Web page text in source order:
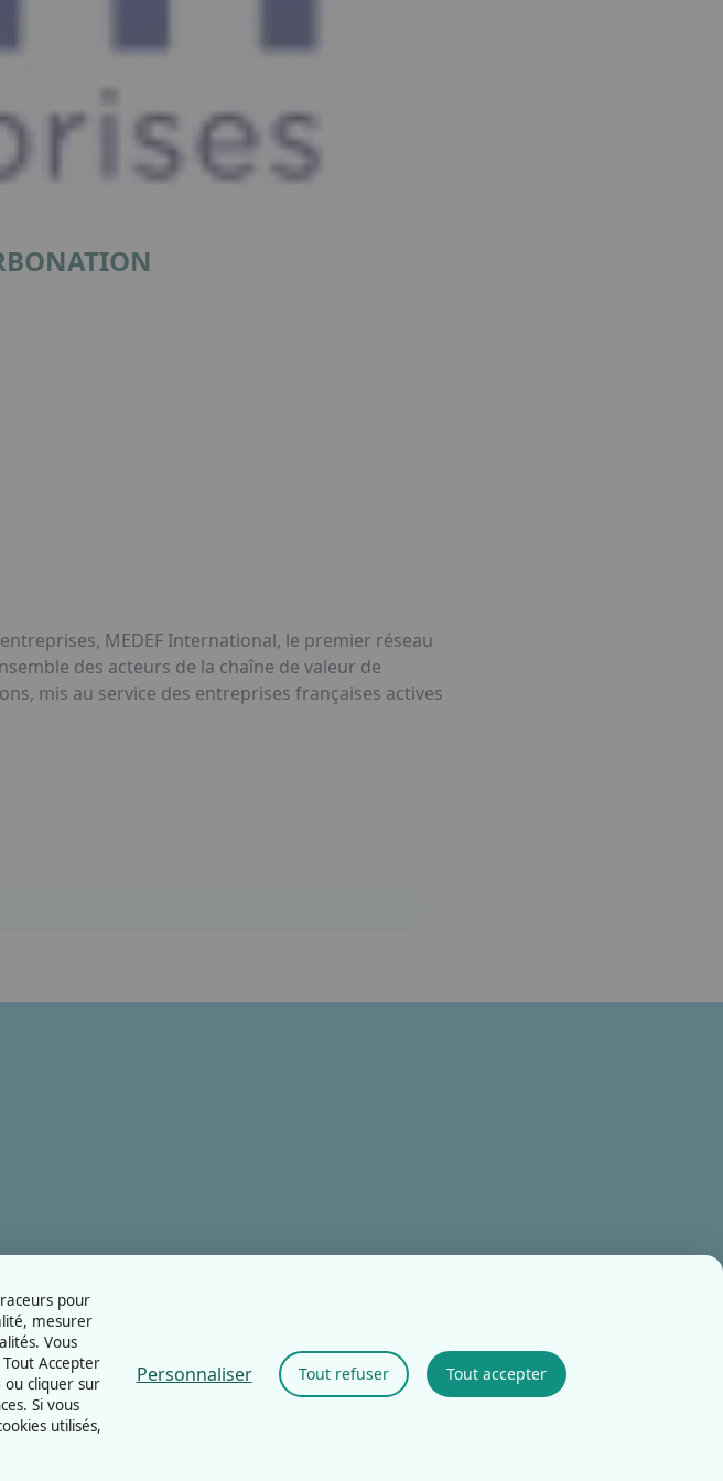
MEDEF International, le premier réseau
des acteurs de la chaîne de valeur de
mis au service des entreprises françaises actives
pour
mesurer
Vous
Accepter
ou cliquer sur
Si vous
utilisés,
Tout accepter
Tout refuser
Personnaliser